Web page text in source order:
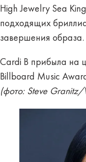
High Jewelry Sea
подходящих
завершения образа.
Cardi B прибыла на
Billboard Music
(фото: Steve